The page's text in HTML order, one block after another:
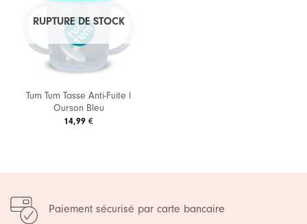
liste de
RUPTURE DE STOCK
Tum Tum Tasse Anti-Fuite l
Ourson Bleu
14,99 €
Paiement sécurisé par carte bancaire